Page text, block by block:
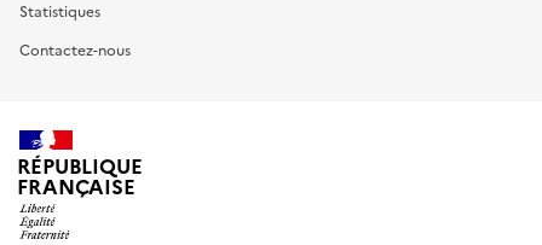
Statistiques
Contactez-nous
RÉPUBLIQUE
FRANÇAISE